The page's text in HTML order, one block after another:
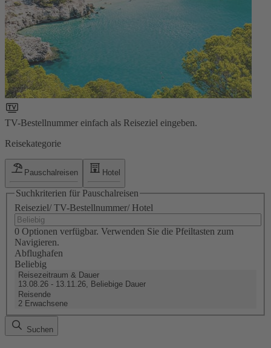
TV-Bestellnummer einfach als Reiseziel eingeben.
Reisekategorie
Pauschalreisen Hotel
Suchkriterien für Pauschalreisen
Reiseziel/ TV-Bestellnummer/ Hotel
0 Optionen verfügbar. Verwenden Sie die Pfeiltasten zum
Navigieren.
Abflughafen
Beliebig
Reisezeitraum & Dauer
13.08.26 - 13.11.26, Beliebige Dauer
Reisende
2 Erwachsene
Suchen